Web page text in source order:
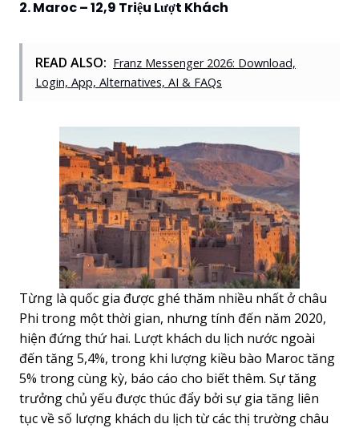
2. Maroc – 12,9 Triệu Lượt Khách
READ ALSO: Franz Messenger 2026: Download,
Login, App, Alternatives, AI & FAQs
Từng là quốc gia được ghé thăm nhiều nhất ở châu
Phi trong một thời gian, nhưng tính đến năm 2020,
hiện đứng thứ hai. Lượt khách du lịch nước ngoài
đến tăng 5,4%, trong khi lượng kiều bào Maroc tăng
5% trong cùng kỳ, báo cáo cho biết thêm. Sự tăng
trưởng chủ yếu được thúc đẩy bởi sự gia tăng liên
tục về số lượng khách du lịch từ các thị trường châu